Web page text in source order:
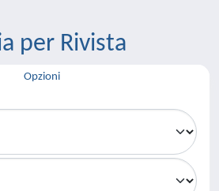
per Rivista
Opzioni